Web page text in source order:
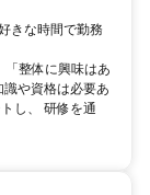
きな時間で勤務
「整体に興味はあ
や資格は必要あ
し、 研修を通